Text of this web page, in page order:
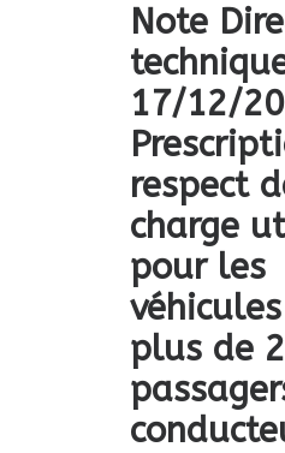
Note
17/12/
respect
charge
pour les
plus de 2